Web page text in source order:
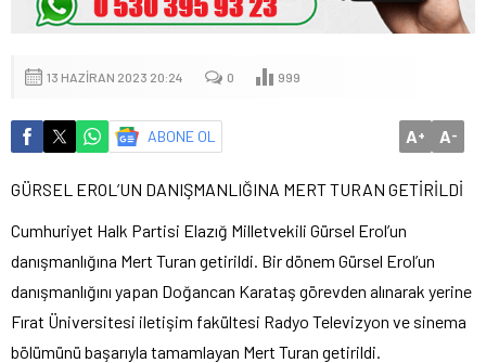
13 HAZIRAN 2023 20:24 0 999
ABONE OL A+ A-
GÜRSEL EROL’UN DANIŞMANLIĞINA MERT TURAN GETİRİLDİ
Cumhuriyet Halk Partisi Elazığ Milletvekili Gürsel Erol’un
danışmanlığına Mert Turan getirildi. Bir dönem Gürsel Erol’un
danışmanlığını yapan Doğancan Karataş görevden alınarak yerine
Fırat Üniversitesi iletişim fakültesi Radyo Televizyon ve sinema
bölümünü başarıyla tamamlayan Mert Turan getirildi.